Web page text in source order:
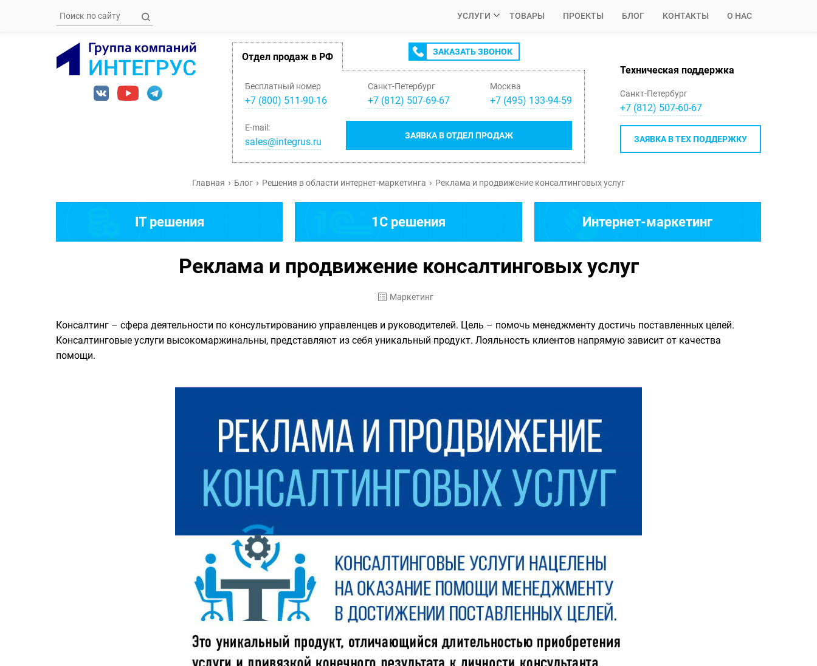
УСЛУГИ ТОВАРЫ ПРОЕКТЫ БЛОГ КОНТАКТЫ О НАС
Отдел продаж в РФ ЗАКАЗАТЬ ЗВОНОК
Бесплатный номер
+7 (800) 511-90-16
Санкт-Петербург
+7(812) 507-69-67
Москва
+7 (495) 133-94-59
ЗАЯВКА В ОТДЕЛ ПРОДАЖ
E-mail:
sales@integrus.ru
Техническая поддержка
Санкт-Петербург
+7 (812) 507-60-67
ЗАЯВКА В ТЕХ ПОДДЕРЖКУ
Главная Блог Решения в области интернет-маркетинга Реклама и продвижение консалтинговых услуг
IT решения 1C решения Интернет-маркетинг
Реклама и продвижение консалтинговых услуг
Маркетинг
Консалтинг – сфера деятельности по консультированию управленцев и руководителей. Цель – помочь менеджменту достичь поставленных целей.
Консалтинговые услуги высокомаржинальны, представляют из себя уникальный продукт. Лояльность клиентов напрямую зависит от качества
помощи.